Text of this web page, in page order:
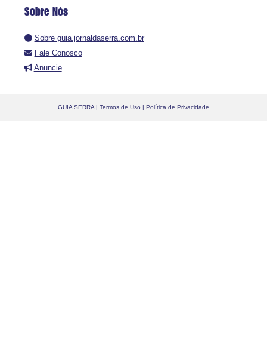
Sobre Nós
Sobre guia.jornaldaserra.com.br
Fale Conosco
Anuncie
GUIA SERRA | Termos de Uso | Política de Privacidade